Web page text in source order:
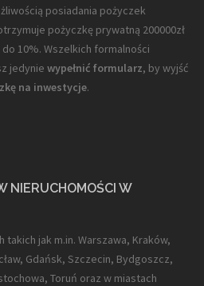
posiadania pożyczek
pożyczkę prywatną 200000zł
10%. Wszelkich formalności
jedynie wypełnić formularz, by wyjść
na inwestycje.
NIERUCHOMOŚCI W
jak m.in. Warszawa, Kraków,
Gdańsk, Szczecin, Bydgoszcz,
Toruń oraz w miastach